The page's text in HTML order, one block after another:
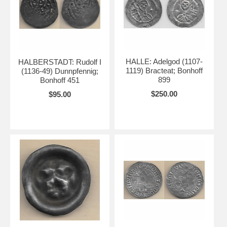
HALBERSTADT: Rudolf I
(1136-49) Dunnpfennig;
Bonhoff 451
$95.00
HALLE: Adelgod (1107-
1119) Bracteat; Bonhoff
899
$250.00